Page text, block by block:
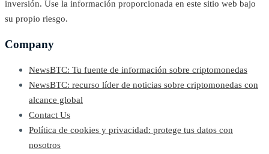
inversión. Use la información proporcionada en este sitio web bajo
su propio riesgo.
Company
NewsBTC: Tu fuente de información sobre criptomonedas
NewsBTC: recurso líder de noticias sobre criptomonedas con
alcance global
Contact Us
Política de cookies y privacidad: protege tus datos con
nosotros